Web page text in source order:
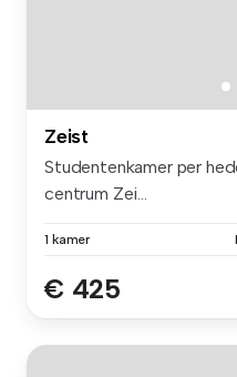
Zeist
Studentenkamer per
centrum Zei...
1 kamer
€ 425